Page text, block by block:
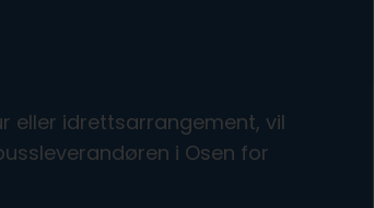
eller idrettsarrangement, vil
i Osen for